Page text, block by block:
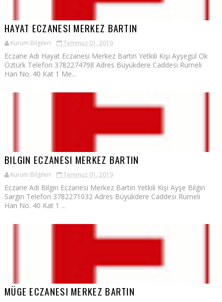
HAYAT ECZANESI MERKEZ BARTIN
Kurum Bilgileri Temmuz 01, 2019
Eczane Adı Hayat Eczanesi Merkez Bartın Yetkili Kişi Ayşegül Ok
Öztürk Telefon 3782274798 Adres Büyükdere Caddesi Rumeli
Han No. 40 Kat 1 Me...
BILGIN ECZANESI MERKEZ BARTIN
Kurum Bilgileri Temmuz 01, 2019
Eczane Adı Bilgin Eczanesi Merkez Bartın Yetkili Kişi Ayşe Bilgin
Sargın Telefon 3782271032 Adres Büyükdere Caddesi Rumeli
Han No. 40 Kat 1 ...
MÜGE ECZANESI MERKEZ BARTIN